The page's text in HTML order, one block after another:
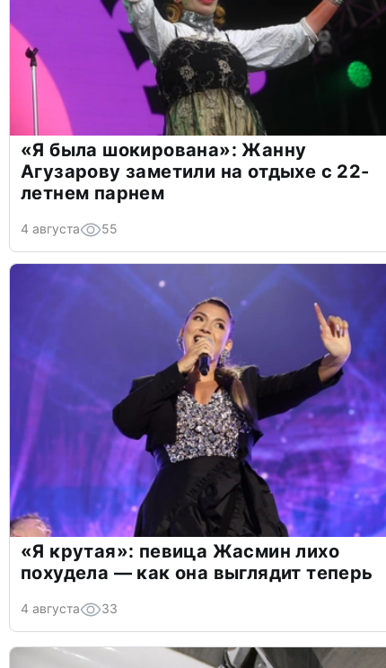
«Я была шокирована»: Жанну
Агузарову заметили на отдыхе с 22-
летнем парнем
4 августа 55
«Я крутая»: певица Жасмин лихо
похудела — как она выглядит теперь
4 августа 33